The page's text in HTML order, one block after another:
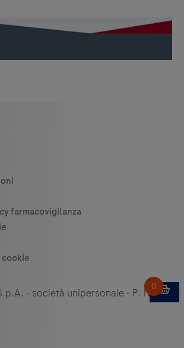
- società unipersonale - P. IVA